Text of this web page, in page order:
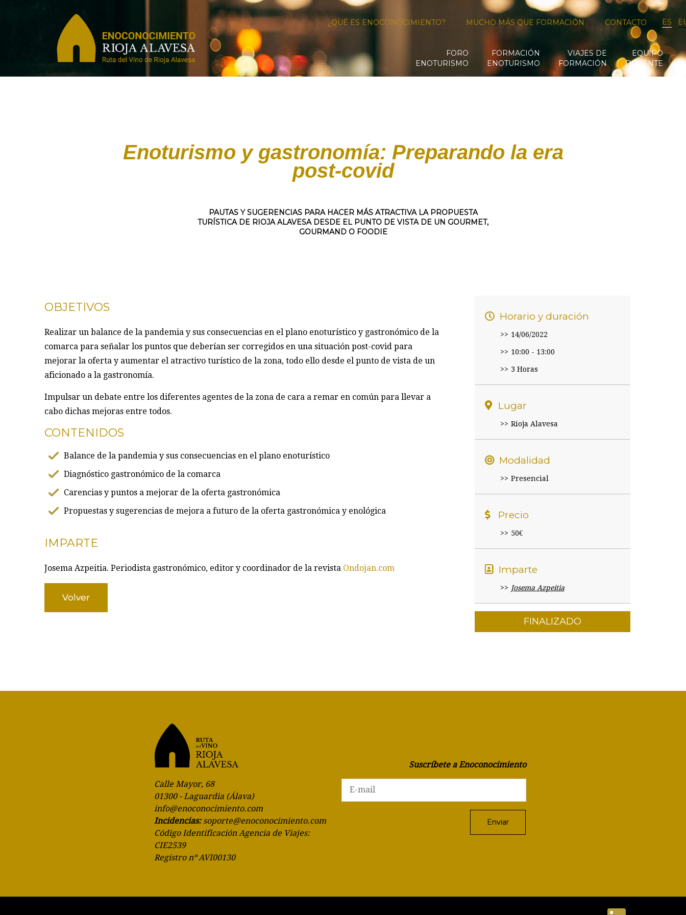
¿QUÉ ES ENOCONOCIMIENTO? MUCHO MÁS QUE FORMACIÓN CONTACTO ES
FORO
ENOTURISMO
FORMACIÓN
ENOTURISMO
VIAJES DE
FORMACIÓN
EQUIPO
DOCENTE
Enoturismo y gastronomía: Preparando la era
post-covid
PAUTAS Y SUGERENCIAS PARA HACER MÁS ATRACTIVA LA PROPUESTA
TURÍSTICA DE RIOJA ALAVESA DESDE EL PUNTO DE VISTA DE UN GOURMET,
GOURMAND O FOODIE
OBJETIVOS
Realizar un balance de la pandemia y sus consecuencias en el plano enoturístico y gastronómico de la
comarca para señalar los puntos que deberían ser corregidos en una situación post-covid para
mejorar la oferta y aumentar el atractivo turístico de la zona, todo ello desde el punto de vista de un
aficionado a la gastronomía.
Impulsar un debate entre los diferentes agentes de la zona de cara a remar en común para llevar a
cabo dichas mejoras entre todos.
CONTENIDOS
Balance de la pandemia y sus consecuencias en el plano enoturístico
Diagnóstico gastronómico de la comarca
Carencias y puntos a mejorar de la oferta gastronómica
Propuestas y sugerencias de mejora a futuro de la oferta gastronómica y enológica
IMPARTE
Josema Azpeitia. Periodista gastronómico, editor y coordinador de la revista Ondojan.com
Volver
Horario y duración
14/06/2022
10:00 - 13:00
3 Horas
Lugar
Rioja Alavesa
Modalidad
Presencial
Precio
50€
Imparte
Josema Azpeitia
FINALIZADO
Calle Mayor, 68
01300 - Laguardia (Álava)
info@enoconocimiento.com
Incidencias: soporte@enoconocimiento.com
Código Identificación Agencia de Viajes:
CIE2539
Registro nº AVI00130
Suscríbete a Enoconocimiento